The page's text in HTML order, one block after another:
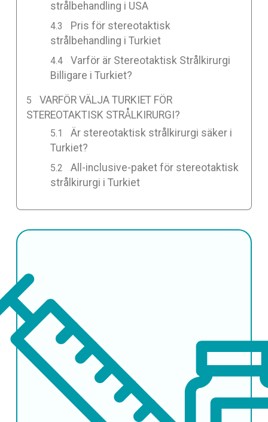
strålbehandling i USA
Pris för stereotaktisk
strålbehandling i Turkiet
Varför är Stereotaktisk Strålkirurgi
Billigare i Turkiet?
VARFÖR VÄLJA TURKIET FÖR
STEREOTAKTISK STRÅLKIRURGI?
Är stereotaktisk strålkirurgi säker i
Turkiet?
All-inclusive-paket för stereotaktisk
strålkirurgi i Turkiet